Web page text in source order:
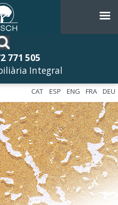
771 505
Integral
DEU
FRA
ENG
ESP
CAT